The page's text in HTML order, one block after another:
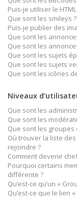
Puis-je utiliser le
Que sont les smileys ?
Puis-je publier des
Que sont les
Que sont les
Que sont les sujets
Que sont les sujets
Que sont les icônes
Niveaux
Que sont les
Que sont les
Que sont les groupes
Où trouver la liste
rejoindre ?
Comment devenir
Pourquoi certains
différente ?
Qu’est-ce qu’un «
Qu’est-ce que le lien